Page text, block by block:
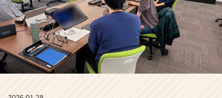
部)
【株
式
会
H